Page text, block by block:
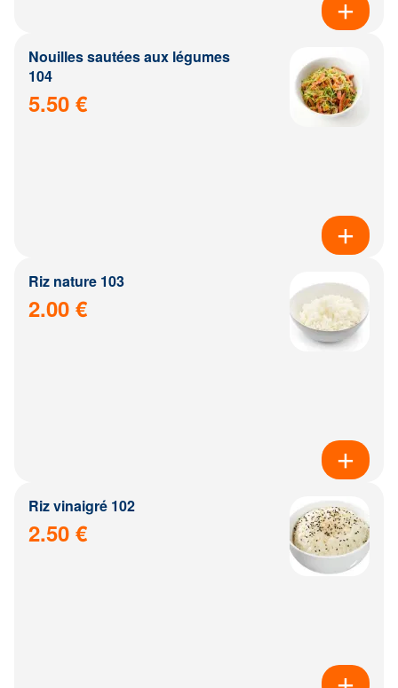
Nouilles sautées aux légumes
104
5.50 €
Riz nature 103
2.00 €
Riz vinaigré 102
2.50 €